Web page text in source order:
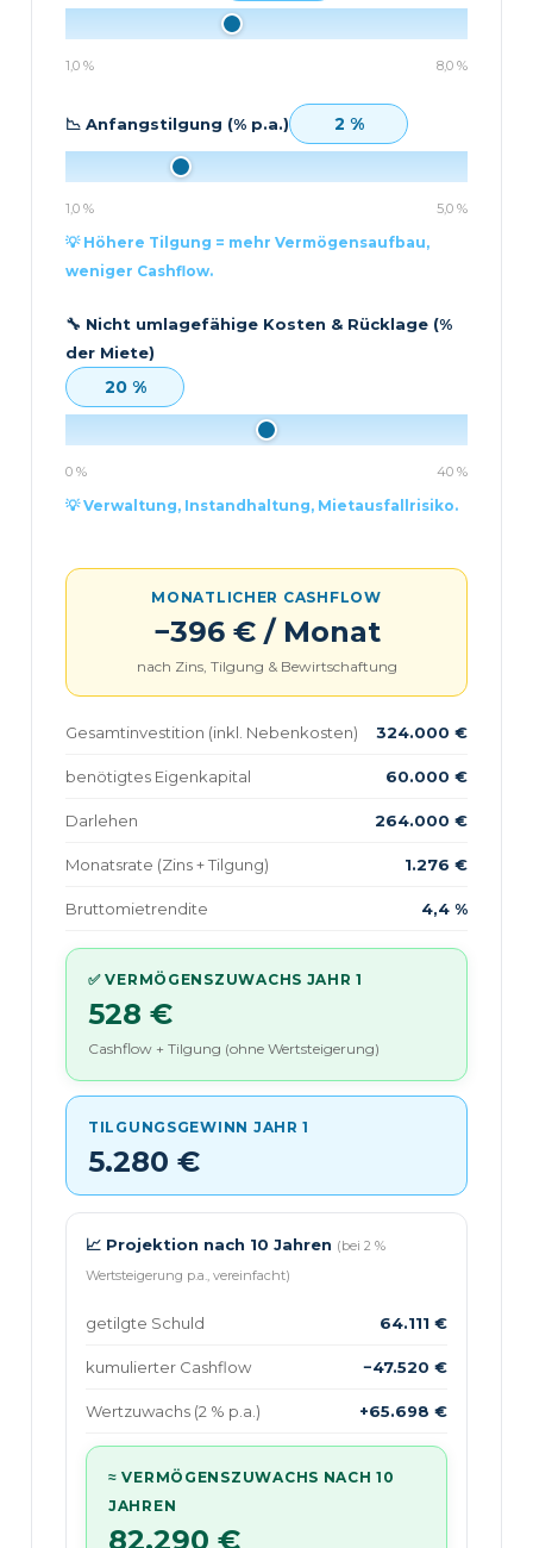
1,0 % 8,0 %
📉 Anfangstilgung (% p.a.) 2 %
1,0 % 5,0 %
💡 Höhere Tilgung = mehr Vermögensaufbau,
weniger Cashflow.
🔧 Nicht umlagefähige Kosten & Rücklage (%
der Miete)
20 %
0 % 40 %
💡 Verwaltung, Instandhaltung, Mietausfallrisiko.
MONATLICHER CASHFLOW
−396 € / Monat
nach Zins, Tilgung & Bewirtschaftung
Gesamtinvestition (inkl. Nebenkosten) 324.000 €
benötigtes Eigenkapital 60.000 €
Darlehen 264.000 €
Monatsrate (Zins + Tilgung) 1.276 €
Bruttomietrendite 4,4 %
✅ VERMÖGENSZUWACHS JAHR 1
528 €
Cashflow + Tilgung (ohne Wertsteigerung)
TILGUNGSGEWINN JAHR 1
5.280 €
📈 Projektion nach 10 Jahren (bei 2 %
Wertsteigerung p.a., vereinfacht)
getilgte Schuld 64.111 €
kumulierter Cashflow −47.520 €
Wertzuwachs (2 % p.a.) +65.698 €
≈ VERMÖGENSZUWACHS NACH 10
JAHREN
82.290 €